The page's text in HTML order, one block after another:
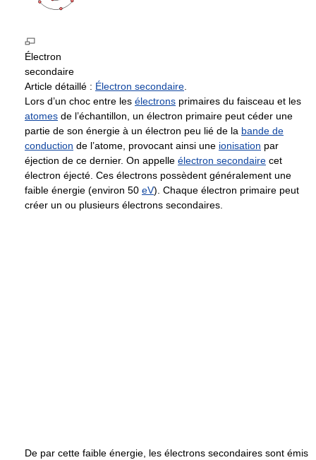
Électron
secondaire
Article détaillé : Électron secondaire
Lors d’un choc entre les électrons primaires du faisceau et les
atomes de l’échantillon, un électron primaire peut céder une
partie de son énergie à un électron peu lié de la bande de
conduction de l’atome, provocant ainsi une ionisation par
éjection de ce dernier. On appelle électron secondaire cet
électron éjecté. Ces électrons possèdent généralement une
faible énergie (environ 50 eV). Chaque électron primaire peut
créer un ou plusieurs électrons secondaires.
De par cette faible énergie, les électrons secondaires sont émis